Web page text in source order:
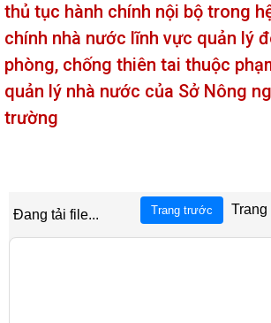
thủ tục hành chính nội bộ trong
chính nhà nước lĩnh vực quản lý
phòng, chống thiên tai thuộc
quản lý nhà nước của Sở Nông
trường